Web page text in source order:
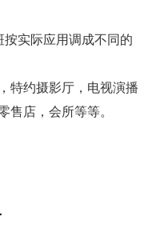
实际应用调成不同的
特约摄影厅，电视演播
售店，会所等等。